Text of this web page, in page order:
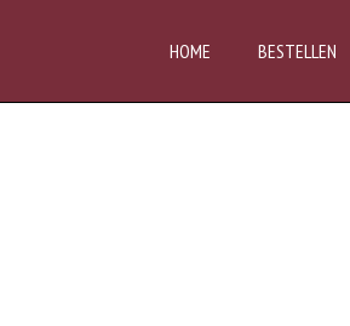
HOME BESTELLEN